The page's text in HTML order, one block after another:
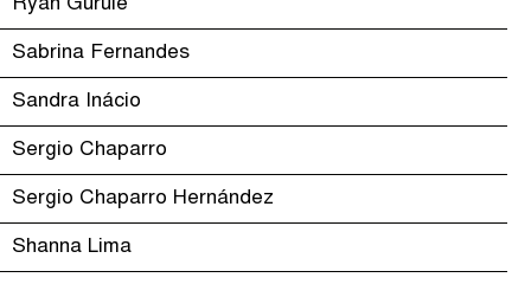
Ryan Gurule
Sabrina Fernandes
Sandra Inácio
Sergio Chaparro
Sergio Chaparro Hernández
Shanna Lima